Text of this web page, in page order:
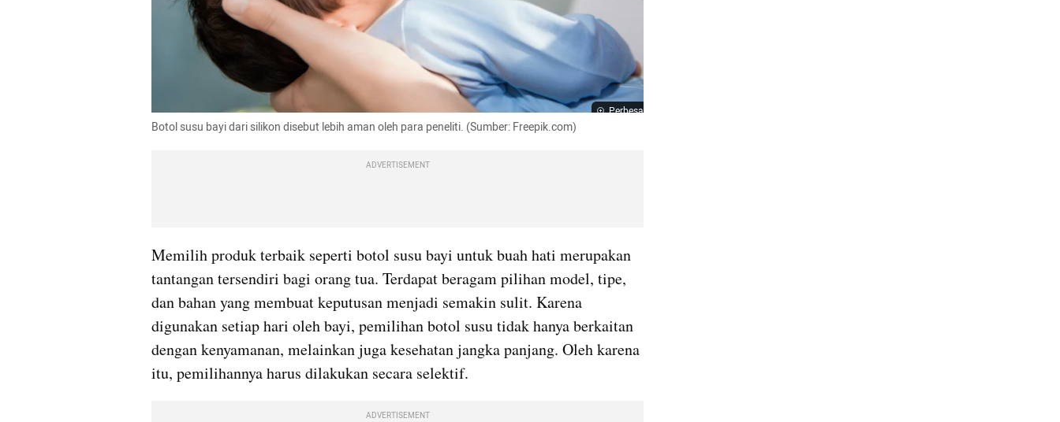
Perbesar
Botol susu bayi dari silikon disebut lebih aman oleh para peneliti. (Sumber: Freepik.com)
ADVERTISEMENT
Memilih produk terbaik seperti botol susu bayi untuk buah hati merupakan
tantangan tersendiri bagi orang tua. Terdapat beragam pilihan model, tipe,
dan bahan yang membuat keputusan menjadi semakin sulit. Karena
digunakan setiap hari oleh bayi, pemilihan botol susu tidak hanya berkaitan
dengan kenyamanan, melainkan juga kesehatan jangka panjang. Oleh karena
itu, pemilihannya harus dilakukan secara selektif.
ADVERTISEMENT